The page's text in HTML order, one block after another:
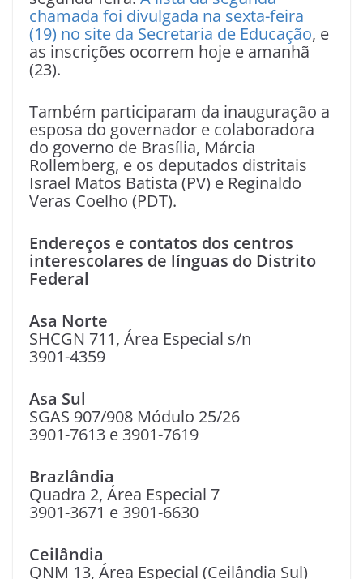
chamada foi divulgada na sexta-feira
(19) no site da Secretaria de Educação, e
as inscrições ocorrem hoje e amanhã
(23).
Também participaram da inauguração a
esposa do governador e colaboradora
do governo de Brasília, Márcia
Rollemberg, e os deputados distritais
Israel Matos Batista (PV) e Reginaldo
Veras Coelho (PDT).
Endereços e contatos dos centros
interescolares de línguas do Distrito
Federal
Asa Norte
SHCGN 711, Área Especial s/n
3901-4359
Asa Sul
SGAS 907/908 Módulo 25/26
3901-7613 e 3901-7619
Brazlândia
Quadra 2, Área Especial 7
3901-3671 e 3901-6630
Ceilândia
QNM 13, Área Especial (Ceilândia Sul)